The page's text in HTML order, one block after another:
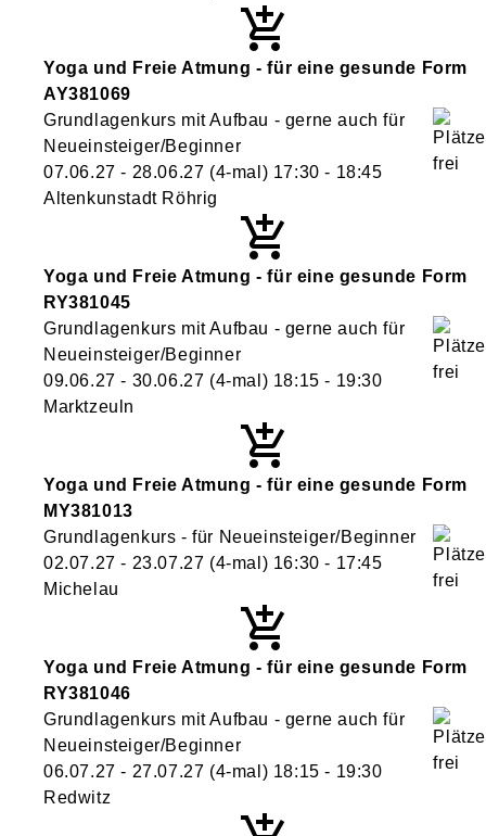
Yoga und Freie Atmung - für eine gesunde Form
AY381069
Grundlagenkurs mit Aufbau - gerne auch für
Neueinsteiger/Beginner
07.06.27 - 28.06.27 (4-mal) 17:30 - 18:45
Altenkunstadt Röhrig
Yoga und Freie Atmung - für eine gesunde Form
RY381045
Grundlagenkurs mit Aufbau - gerne auch für
Neueinsteiger/Beginner
09.06.27 - 30.06.27 (4-mal) 18:15 - 19:30
Marktzeuln
Yoga und Freie Atmung - für eine gesunde Form
MY381013
Grundlagenkurs - für Neueinsteiger/Beginner
02.07.27 - 23.07.27 (4-mal) 16:30 - 17:45
Michelau
Yoga und Freie Atmung - für eine gesunde Form
RY381046
Grundlagenkurs mit Aufbau - gerne auch für
Neueinsteiger/Beginner
06.07.27 - 27.07.27 (4-mal) 18:15 - 19:30
Redwitz